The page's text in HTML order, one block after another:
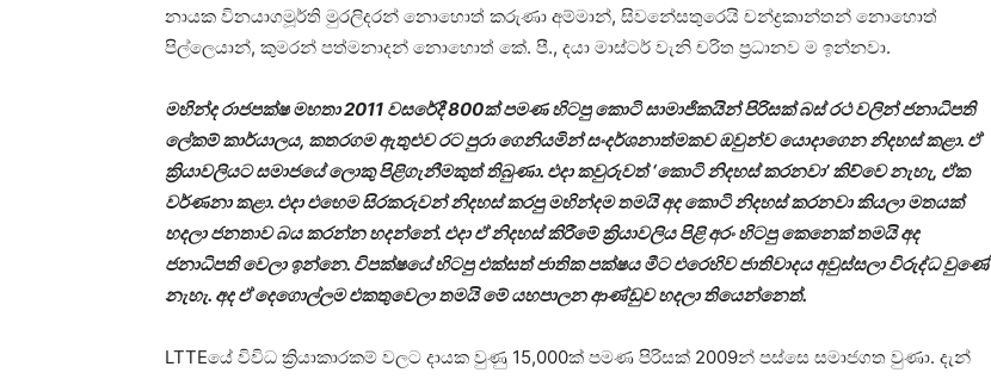
නායක විනයාගමූර්ති මුරලිදරන් නොහොත් කරුණා අම්මාන්, සිවනේසතුරෙයි චන්ද්‍රකාන්තන් නොහොත්
පිල්ලෙයාන්, කුමරන් පත්මනාදන් නොහොත් කේ. පී., දයා මාස්ටර් වැනි චරිත ප්‍රධානව ම ඉන්නවා.
මහින්ද රාජපක්ෂ මහතා 2011 වසරේදී 800ක් පමණ හිටපු කොටි සාමාජිකයින් පිරිසක් බස් රථ වලින් ජනාධිපති
ලේකම් කාර්යාලය, කතරගම ඇතුළුව රට පුරා ගෙනියමින් සංදර්ශනාත්මකව ඔවුන්ව යොදාගෙන නිදහස් කළා. ඒ
ක්‍රියාවලියට සමාජයේ ලොකු පිළිගැනීමකුත් තිබුණා. එදා කවුරුවත් ‘කොටි නිදහස් කරනවා’ කිව්වෙ නැහැ, ඒක
වර්ණනා කළා. එදා එහෙම සිරකරුවන් නිදහස් කරපු මහින්දම තමයි අද කොටි නිදහස් කරනවා කියලා මතයක්
හදලා ජනතාව බය කරන්න හදන්නේ. එදා ඒ නිදහස් කිරීමේ ක්‍රියාවලිය පිළි අරං හිටපු කෙනෙක් තමයි අද
ජනාධිපති වෙලා ඉන්නෙ. විපක්ෂයේ හිටපු එක්සත් ජාතික පක්ෂය මීට එරෙහිව ජාතිවාදය අවුස්සලා විරුද්ධ වුණේ
නැහැ. අද ඒ දෙගොල්ලම එකතුවෙලා තමයි මේ යහපාලන ආණ්ඩුව හදලා තියෙන්නෙත්.
LTTEයේ විවිධ ක්‍රියාකාරකම් වලට දායක වුණු 15,000ක් පමණ පිරිසක් 2009න් පස්සෙ සමාජගත වුණා. දැන්